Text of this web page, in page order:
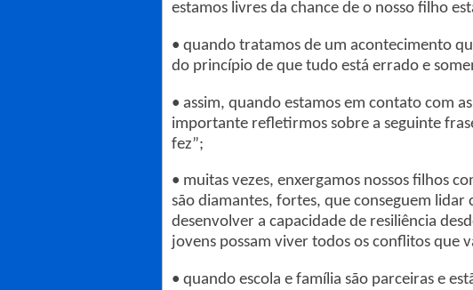
estamos livres da chance de o nosso filho
• quando tratamos de um acontecimento
do princípio de que tudo está errado e
• assim, quando estamos em contato com
importante refletirmos sobre a seguinte
fez”;
• muitas vezes, enxergamos nossos filhos
são diamantes, fortes, que conseguem lidar
desenvolver a capacidade de resiliência
jovens possam viver todos os conflitos que
• quando escola e família são parceiras e